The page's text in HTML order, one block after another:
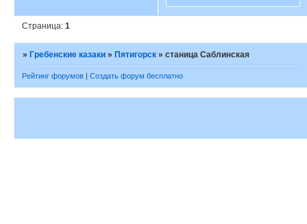
Страница:1
»Гребенские казаки »Пятигорск »станица Саблинская
Рейтинг форумов Создать форум бесплатно